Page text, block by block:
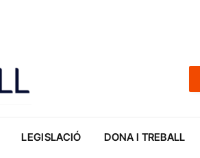
LEGISLACIÓ DONA I TREBALL